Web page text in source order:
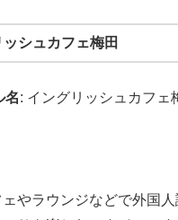
シュカフェ梅田
名: イングリッシュカフェ
ェやラウンジなどで外国